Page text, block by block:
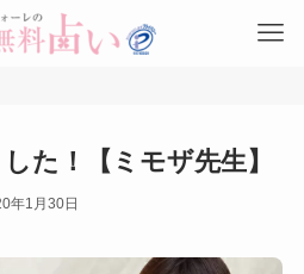
た！【ミモザ先生】
年1月30日